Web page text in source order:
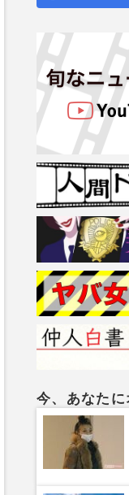
今、あなたに